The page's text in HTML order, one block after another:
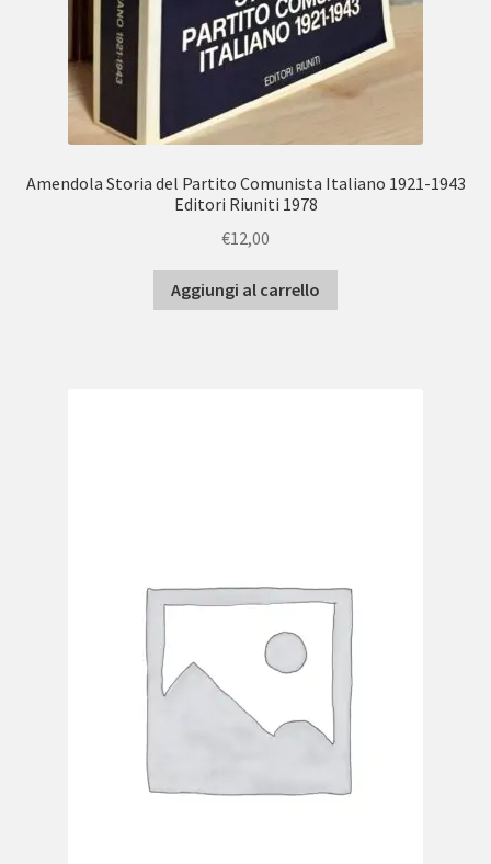
Amendola Storia del Partito Comunista Italiano 1921-1943
Editori Riuniti 1978
€12,00
Aggiungi al carrello